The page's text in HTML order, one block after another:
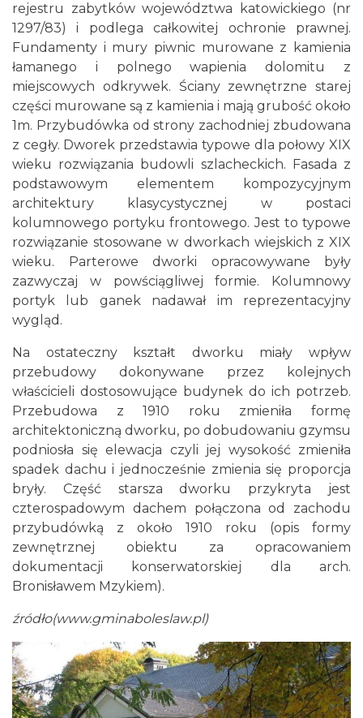
rejestru zabytków województwa katowickiego (nr
1297/83) i podlega całkowitej ochronie prawnej.
Fundamenty i mury piwnic murowane z kamienia
łamanego i polnego wapienia dolomitu z
miejscowych odkrywek. Ściany zewnętrzne starej
części murowane są z kamienia i mają grubość około
1m. Przybudówka od strony zachodniej zbudowana
z cegły. Dworek przedstawia typowe dla połowy XIX
wieku rozwiązania budowli szlacheckich. Fasada z
podstawowym elementem kompozycyjnym
architektury klasycystycznej w postaci
kolumnowego portyku frontowego. Jest to typowe
rozwiązanie stosowane w dworkach wiejskich z XIX
wieku. Parterowe dworki opracowywane były
zazwyczaj w powściągliwej formie. Kolumnowy
portyk lub ganek nadawał im reprezentacyjny
wygląd.
Na ostateczny kształt dworku miały wpływ
przebudowy dokonywane przez kolejnych
właścicieli dostosowujące budynek do ich potrzeb.
Przebudowa z 1910 roku zmieniła formę
architektoniczną dworku, po dobudowaniu gzymsu
podniosła się elewacja czyli jej wysokość zmieniła
spadek dachu i jednocześnie zmienia się proporcja
bryły. Część starsza dworku przykryta jest
czterospadowym dachem połączona od zachodu
przybudówką z około 1910 roku (opis formy
zewnętrznej obiektu za opracowaniem
dokumentacji konserwatorskiej dla arch.
Bronisławem Mzykiem).
źródło(www.gminaboleslaw.pl)